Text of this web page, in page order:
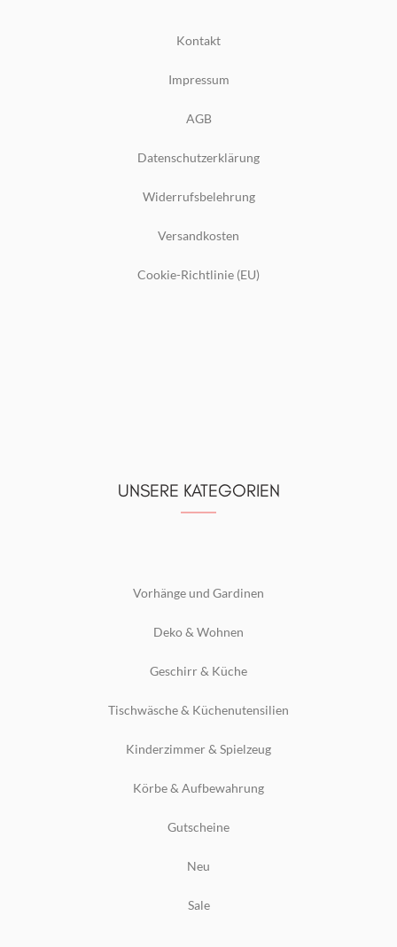
Kontakt
Impressum
AGB
Datenschutzerklärung
Widerrufsbelehrung
Versandkosten
Cookie-Richtlinie (EU)
UNSERE KATEGORIEN
Vorhänge und Gardinen
Deko & Wohnen
Geschirr & Küche
Tischwäsche & Küchenutensilien
Kinderzimmer & Spielzeug
Körbe & Aufbewahrung
Gutscheine
Neu
Sale